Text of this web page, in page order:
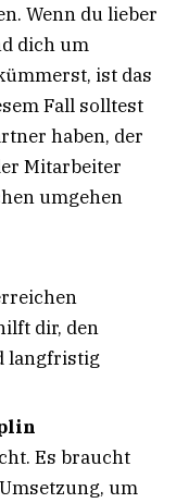
Wenn du lieber
dich um
ist das
Fall solltest
haben, der
Mitarbeiter
umgehen
dir, den
langfristig
Es braucht
um